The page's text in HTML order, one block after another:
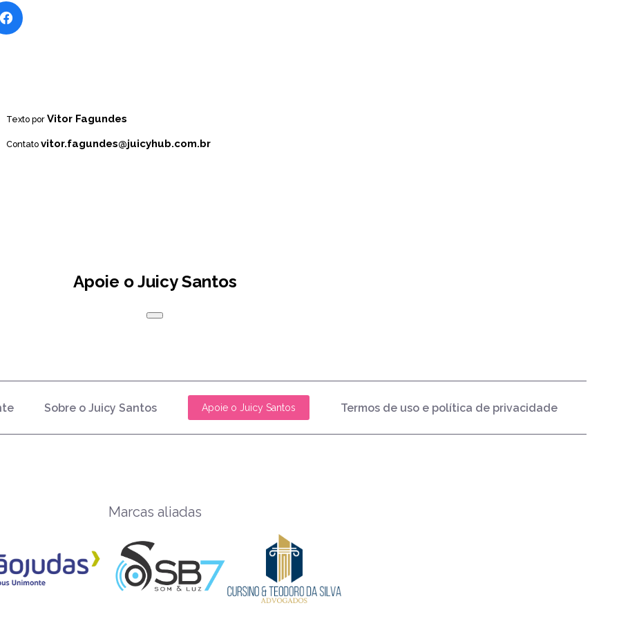
Texto por Vitor Fagundes
Contato vitor.fagundes@juicyhub.com.br
Apoie o Juicy Santos
Sobre o Juicy Santos Apoie o Juicy Santos Termos de uso e política de privacidade
Marcas aliadas